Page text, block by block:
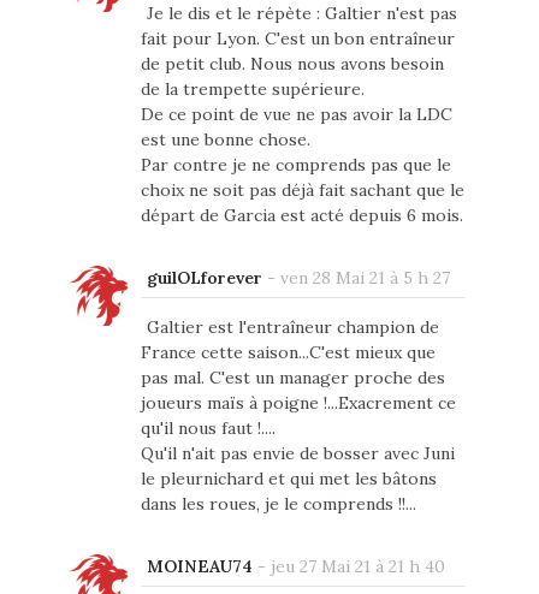
Je le dis et le répète : Galtier n'est pas
fait pour Lyon. C'est un bon entraîneur
de petit club. Nous nous avons besoin
de la trempette supérieure.
De ce point de vue ne pas avoir la LDC
est une bonne chose.
Par contre je ne comprends pas que le
choix ne soit pas déjà fait sachant que le
départ de Garcia est acté depuis 6 mois.
guilOLforever - ven 28 Mai 21 à 5 h 27
Galtier est l'entraîneur champion de
France cette saison...C'est mieux que
pas mal. C'est un manager proche des
joueurs maïs à poigne !...Exacrement ce
qu'il nous faut !....
Qu'il n'ait pas envie de bosser avec Juni
le pleurnichard et qui met les bâtons
dans les roues, je le comprends !!...
MOINEAU74 - jeu 27 Mai 21 à 21 h 40